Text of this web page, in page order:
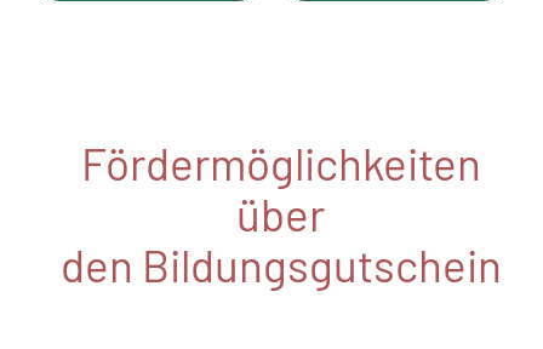
Fördermöglichkeiten
über
den Bildungsgutschein